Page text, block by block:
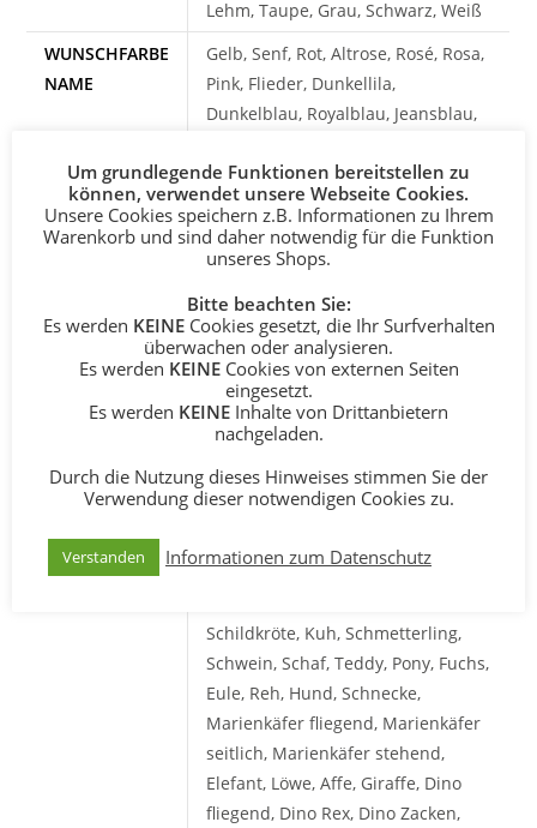
Lehm, Taupe, Grau, Schwarz, Weiß
WUNSCHFARBE
NAME
Gelb, Senf, Rot, Altrose, Rosé, Rosa,
Pink, Flieder, Dunkellila,
Dunkelblau, Royalblau, Jeansblau,
Apfelgrün, Dunkelgrün, Braun,
Lehm, Taupe, Grau, Schwarz, Weiß
NAME
ZWEIFARBIG
einfarbig – Buchstaben in einem
Farbton, zweifarbig – 1 Buchstabe
in passender Kontrastfarbe
SCHREIBWEISE
NAME
gerade, versetzt, künstlerische
Freigabe – gerne entscheiden wir
für Dich und wählen die
harmonischere Variante für Deinen
Wunschnamen
MOTIV 1
Kleeblatt, Wolke, Mond, Krone, Pilz,
Schildkröte, Kuh, Schmetterling,
Schwein, Schaf, Teddy, Pony, Fuchs,
Eule, Reh, Hund, Schnecke,
Marienkäfer fliegend, Marienkäfer
seitlich, Marienkäfer stehend,
Elefant, Löwe, Affe, Giraffe, Dino
fliegend, Dino Rex, Dino Zacken,
Um grundlegende Funktionen bereitstellen zu
können, verwendet unsere Webseite Cookies.
Unsere Cookies speichern z.B. Informationen zu Ihrem
Warenkorb und sind daher notwendig für die Funktion
unseres Shops.
Bitte beachten Sie:
Es werden KEINECookies gesetzt, die Ihr Surfverhalten
überwachen oder analysieren.
Es werden KEINECookies von externen Seiten
eingesetzt.
Es werden KEINE Inhalte von Drittanbietern
nachgeladen.
Durch die Nutzung dieses Hinweises stimmen Sie der
Verwendung dieser notwendigen Cookies zu.
Verstanden Informationen zum Datenschutz